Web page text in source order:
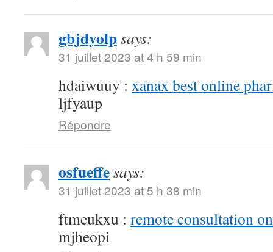
gbjdyolpsays:
31 juillet 2023 at 4 h 59 min
hdaiwuuy : xanax best online
ljfyaup
Répondre
osfueffesays:
31 juillet 2023 at 5 h 38 min
ftmeukxu : remote consultation
mjheopi